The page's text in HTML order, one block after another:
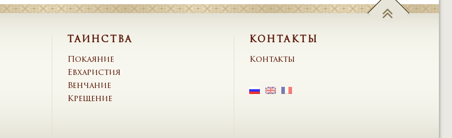
ТАИНСТВА
Покаяние
Евхаристия
Венчание
Крещение
КОНТАКТЫ
Контакты